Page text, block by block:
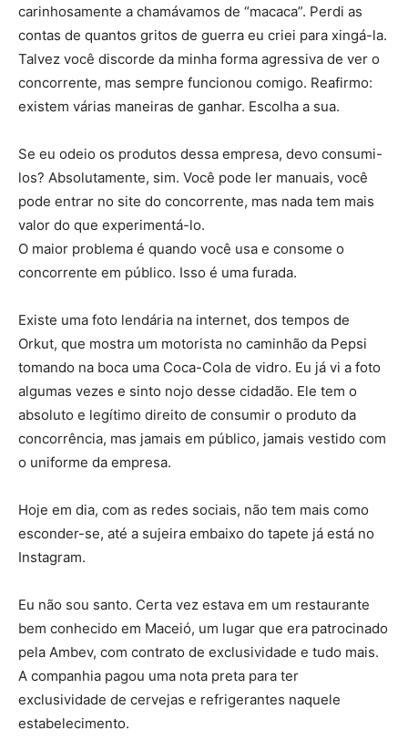
carinhosamente a chamávamos de “macaca”. Perdi as
contas de quantos gritos de guerra eu criei para xingá-la.
Talvez você discorde da minha forma agressiva de ver o
concorrente, mas sempre funcionou comigo. Reafirmo:
existem várias maneiras de ganhar. Escolha a sua.
Se eu odeio os produtos dessa empresa, devo consumi-
los? Absolutamente, sim. Você pode ler manuais, você
pode entrar no site do concorrente, mas nada tem mais
valor do que experimentá-lo.
O maior problema é quando você usa e consome o
concorrente em público. Isso é uma furada.
Existe uma foto lendária na internet, dos tempos de
Orkut, que mostra um motorista no caminhão da Pepsi
tomando na boca uma Coca-Cola de vidro. Eu já vi a foto
algumas vezes e sinto nojo desse cidadão. Ele tem o
absoluto e legítimo direito de consumir o produto da
concorrência, mas jamais em público, jamais vestido com
o uniforme da empresa.
Hoje em dia, com as redes sociais, não tem mais como
esconder-se, até a sujeira embaixo do tapete já está no
Instagram.
Eu não sou santo. Certa vez estava em um restaurante
bem conhecido em Maceió, um lugar que era patrocinado
pela Ambev, com contrato de exclusividade e tudo mais.
A companhia pagou uma nota preta para ter
exclusividade de cervejas e refrigerantes naquele
estabelecimento.